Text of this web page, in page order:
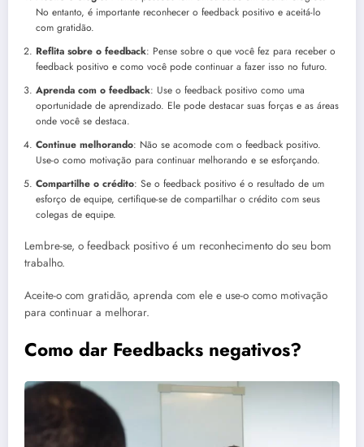
No entanto, é importante reconhecer o feedback positivo e aceitá-lo
com gratidão.
Reflita sobre o feedback: Pense sobre o que você fez para receber o
feedback positivo e como você pode continuar a fazer isso no futuro.
Aprenda com o feedback: Use o feedback positivo como uma
oportunidade de aprendizado. Ele pode destacar suas forças e as áreas
onde você se destaca.
Continue melhorando: Não se acomode com o feedback positivo.
Use-o como motivação para continuar melhorando e se esforçando.
Compartilhe o crédito: Se o feedback positivo é o resultado de um
esforço de equipe, certifique-se de compartilhar o crédito com seus
colegas de equipe.
Lembre-se, o feedback positivo é um reconhecimento do seu bom
trabalho.
Aceite-o com gratidão, aprenda com ele e use-o como motivação
para continuar a melhorar.
Como dar Feedbacks negativos?